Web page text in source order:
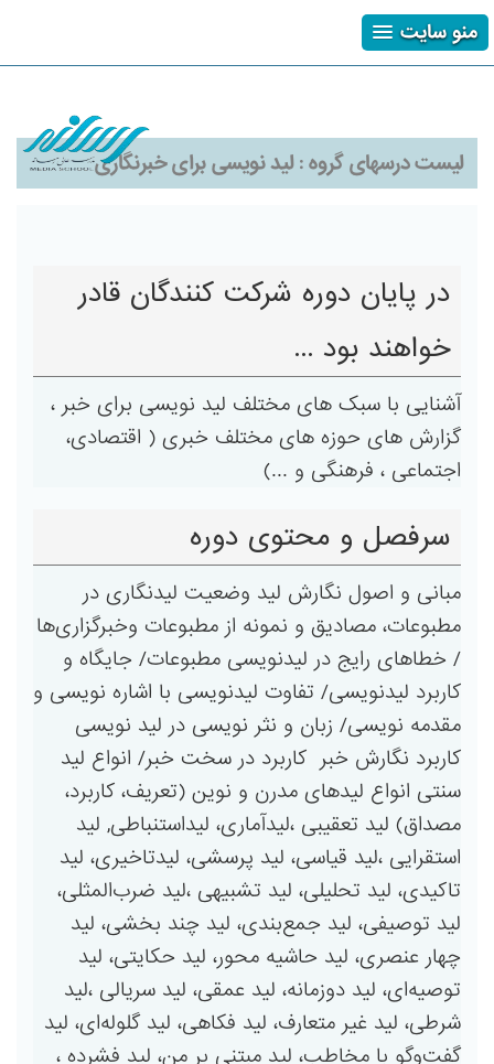
منو سایت
لیست درسهای گروه :لید نویسی برای خبرنگاری
در پایان دوره شرکت کنندگان قادر
خواهند بود ...
آشنایی با سبک های مختلف لید نویسی برای خبر ،
گزارش های حوزه های مختلف خبری ( اقتصادی،
اجتماعی ، فرهنگی و ...)
سرفصل و محتوی دوره
مبانی و اصول نگارش لید وضعیت لیدنگاری در
مطبوعات، مصادیق و نمونه از مطبوعات وخبرگزاری‌ها
/ خطاهای رایج در لیدنویسی مطبوعات/ جایگاه و
کاربرد لیدنویسی/ تفاوت لیدنویسی با اشاره نویسی و
مقدمه نویسی/ زبان و نثر نویسی در لید نویسی
کاربرد نگارش خبر ‌ کاربرد در سخت خبر/ انواع لید
سنتی انواع لیدهای مدرن و نوین (تعریف، کاربرد،
مصداق) لید تعقیبی ،لیدآماری، لیداستنباطی, لید
استقرایی ،لید قیاسی، لید پرسشی، لیدتاخیری، لید
تاکیدی، لید تحلیلی، لید تشبیهی ،لید ضرب‌المثلی،
لید توصیفی، لید جمع‌بندی، لید چند بخشی، لید
چهار عنصری، لید حاشیه محور، لید حکایتی، لید
توصیه‌ای، لید دوزمانه، لید عمقی، لید سریالی ،لید
شرطی، لید غیر متعارف، لید فکاهی، لید گلوله‌ای، لید
گفت‌وگو با مخاطب، لید مبتنی بر من، لید فشرده ،